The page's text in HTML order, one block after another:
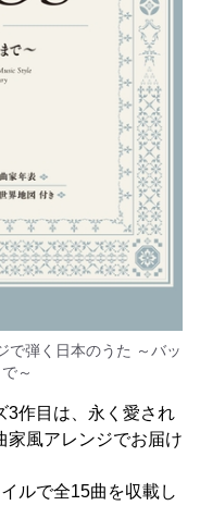
で弾く日本のうた ～バッ
～
3作目は、永く愛され
家風アレンジでお届け
ルで全15曲を収載し